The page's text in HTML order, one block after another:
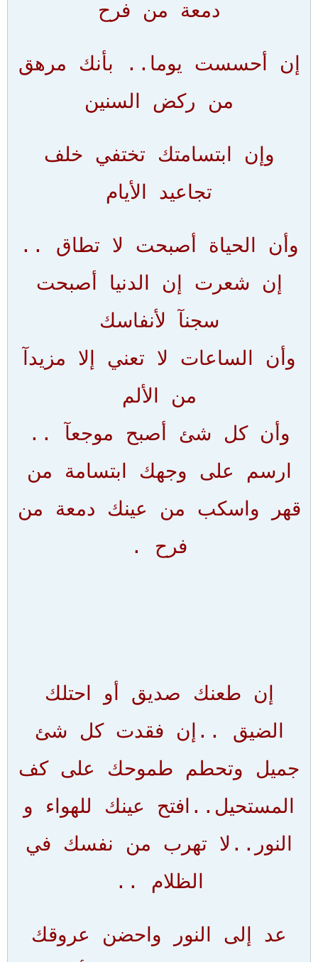
دمعة من فرح
إن أحسست يوما.. بأنك مرهق
من ركض السنين
وإن ابتسامتك تختفي خلف
تجاعيد الأيام
وأن الحياة أصبحت لا تطاق ..
إن شعرت إن الدنيا أصبحت
سجنآ لأنفاسك
وأن الساعات لا تعني إلا مزيدآ
من الألم
وأن كل شئ أصبح موجعآ ..
ارسم على وجهك ابتسامة من
قهر واسكب من عينك دمعة من
فرح .
إن طعنك صديق أو احتلك
الضيق ..إن فقدت كل شئ
جميل وتحطم طموحك على كف
المستحيل..افتح عينك للهواء و
النور..لا تهرب من نفسك في
الظلام ..
عد إلى النور واحضن عروقك